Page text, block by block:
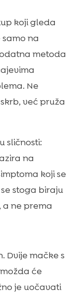
koji gleda
na
metoda
Ne
već pruža
sličnosti:
na
koji se
stoga biraju
ne prema
Dvije mačke s
će
je uočavati